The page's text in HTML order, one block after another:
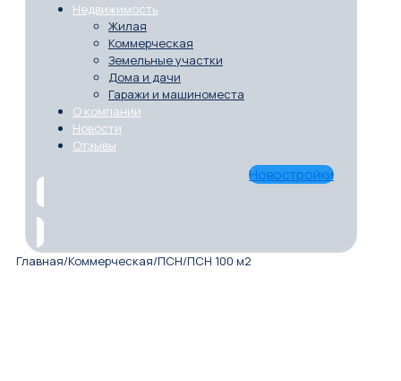
Недвижимость
Жилая
Коммерческая
Земельные участки
Дома и дачи
Гаражи и машиноместа
О компании
Новости
Отзывы
Новостройки
Главная/Коммерческая/ПСН/ПСН 100 м2